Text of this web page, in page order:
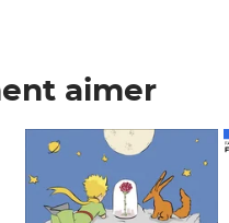
aimer
7,50€